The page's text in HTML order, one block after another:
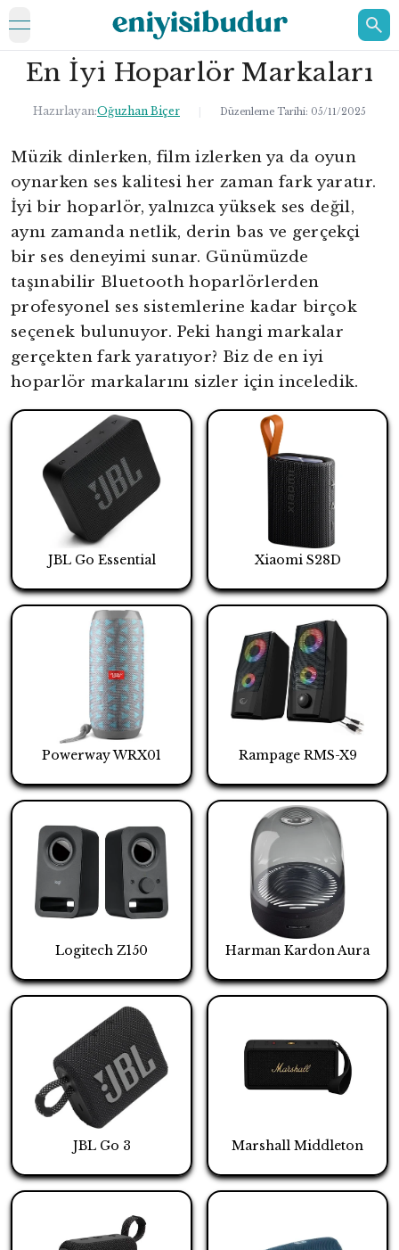
open navigation menu
ELEKTRONİK
EV
KOZMETİK
HAKKIMIZDA
İLETİŞİM
En İyi Hoparlör Markaları
Hazırlayan:Oğuzhan Biçer Düzenleme Tarihi: 05/11/2025
Müzik dinlerken, film izlerken ya da oyun
oynarken ses kalitesi her zaman fark yaratır.
İyi bir hoparlör, yalnızca yüksek ses değil,
aynı zamanda netlik, derin bas ve gerçekçi
bir ses deneyimi sunar. Günümüzde
taşınabilir Bluetooth hoparlörlerden
profesyonel ses sistemlerine kadar birçok
seçenek bulunuyor. Peki hangi markalar
gerçekten fark yaratıyor? Biz de en iyi
hoparlör markalarını sizler için inceledik.
JBL Go Essential Xiaomi S28D
Powerway WRX01 Rampage RMS-X9
Logitech Z150 Harman Kardon Aura
JBL Go 3 Marshall Middleton